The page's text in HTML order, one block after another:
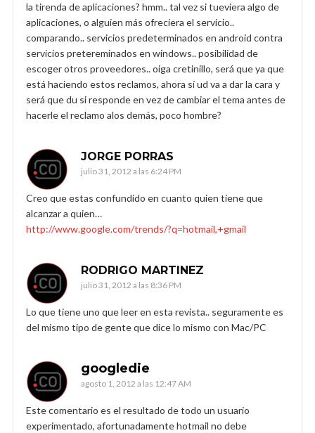
la tirenda de aplicaciones? hmm.. tal vez si tueviera algo de
aplicaciones, o alguien más ofreciera el servicio..
comparando.. servicios predeterminados en android contra
servicios pretereminados en windows.. posibilidad de
escoger otros proveedores.. oiga cretinillo, será que ya que
está haciendo estos reclamos, ahora sí ud va a dar la cara y
será que du si responde en vez de cambiar el tema antes de
hacerle el reclamo alos demás, poco hombre?
JORGE PORRAS
julio 31, 2012 a las 6:24 PM
Creo que estas confundido en cuanto quien tiene que
alcanzar a quien…
http://www.google.com/trends/?q=hotmail,+gmail
RODRIGO MARTINEZ
julio 31, 2012 a las 8:36 PM
Lo que tiene uno que leer en esta revista.. seguramente es
del mismo tipo de gente que dice lo mismo con Mac/PC
googledie
agosto 1, 2012 a las 12:47 AM
Este comentario es el resultado de todo un usuario
experimentado, afortunadamente hotmail no debe